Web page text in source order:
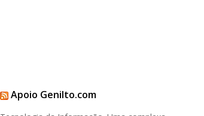
Apoio Genilto.com